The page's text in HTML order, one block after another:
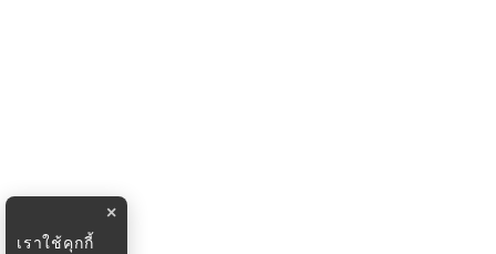
×
เราใช้คุกกี้